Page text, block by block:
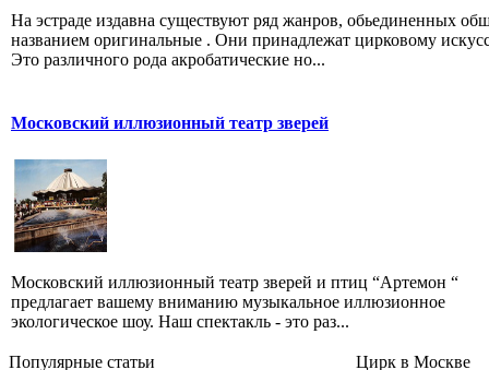
На эстраде издавна существуют ряд жанров, обьединенных
названием оригинальные . Они принадлежат цирковому
Это различного рода акробатические но...
Московский иллюзионный театр зверей
Московский иллюзионный театр зверей и птиц “Артемон “
предлагает вашему вниманию музыкальное иллюзионное
экологическое шоу. Наш спектакль - это раз...
Популярные cтатьи
Цирк в Москве